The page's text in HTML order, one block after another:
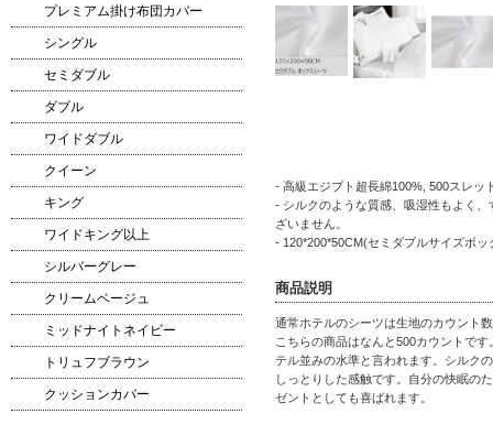
- 高級エジプト超長綿100%, 500スレ
- シルクのような質感、吸湿性もよく
ざいません。
- 120*200*50CM(セミダブルサイズボ
商品説明
通常ホテルのシーツは生地のカウント
こちらの商品はなんと500カウントで
テル並みの水準と言われます。シルク
しっとりした感触です。自分の快眠の
ゼントとしても喜ばれます。
プレミアム掛け布団カバー
シングル
セミダブル
ダブル
ワイドダブル
クイーン
キング
ワイドキング以上
シルバーグレー
クリームベージュ
ミッドナイトネイビー
トリュフブラウン
クッションカバー